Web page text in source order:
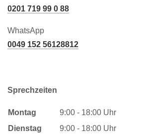
0201 719 99 0 88
WhatsApp
0049 152 56128812
Sprechzeiten
Montag
9:00 - 18:00 Uhr
Dienstag
9:00 - 18:00 Uhr